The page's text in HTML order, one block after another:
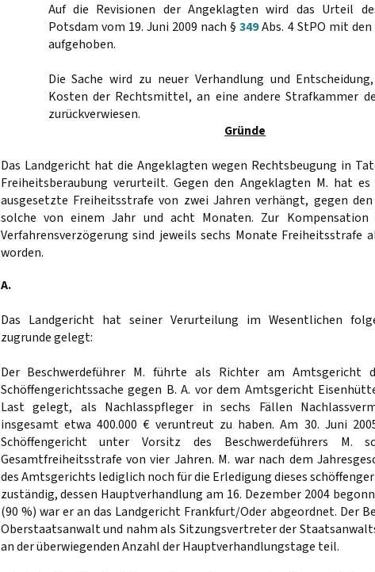
Auf die Revisionen der Angeklagten wird das Urteil
Potsdam vom 19. Juni 2009 nach §349Abs. 4 StPO mit
aufgehoben.
Die Sache wird zu neuer Verhandlung und
Kosten der Rechtsmittel, an eine andere Strafkammer
zurückverwiesen.
Gründe
Das Landgericht hat die Angeklagten wegen Rechtsbeugung in
Freiheitsberaubung verurteilt. Gegen den Angeklagten M. hat
ausgesetzte Freiheitsstrafe von zwei Jahren verhängt, gegen
solche von einem Jahr und acht Monaten. Zur Kompensation
Verfahrensverzögerung sind jeweils sechs Monate
worden.
A.
Das Landgericht hat seiner Verurteilung im Wesentlichen
zugrunde gelegt:
Der Beschwerdeführer M. führte als Richter am Amtsgericht
Schöffengerichtssache gegen B. A. vor dem Amtsgericht
Last gelegt, als Nachlasspfleger in sechs Fällen
insgesamt etwa 400.000 € veruntreut zu haben. Am 30. Juni
Schöffengericht unter Vorsitz des Beschwerdeführers M.
Gesamtfreiheitsstrafe von vier Jahren. M. war nach dem
des Amtsgerichts lediglich noch für die Erledigung dieses
zuständig, dessen Hauptverhandlung am 16. Dezember 2004
(90 %) war er an das Landgericht Frankfurt/Oder abgeordnet. Der
Oberstaatsanwalt und nahm als Sitzungsvertreter der
an der überwiegenden Anzahl der Hauptverhandlungstage teil.